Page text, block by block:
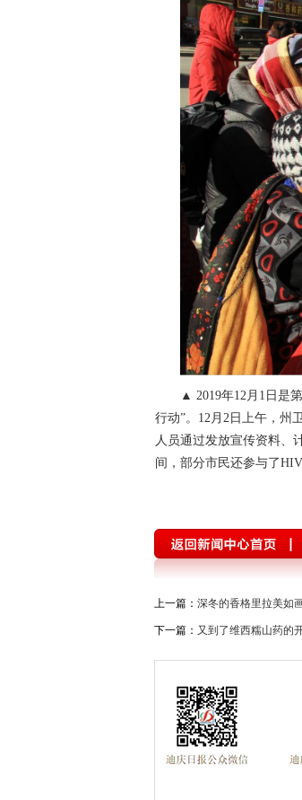
▲ 2019年12月1日是
行动”。12月2日上午，州
人员通过发放宣传资料、
间，部分市民还参与了
上一篇： 深冬的香格里拉美如
下一篇： 又到了维西糯山药的